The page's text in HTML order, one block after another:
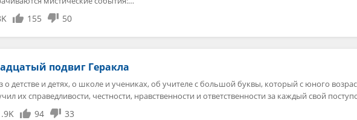
155 50
подвиг Геракла
о детстве и детях, о школе и учениках, об учителе с большой буквы, который с юного
их справедливости, честности, нравственности и ответственности за каждый свой
94 33